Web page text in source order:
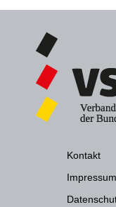
Kontakt
Impressum